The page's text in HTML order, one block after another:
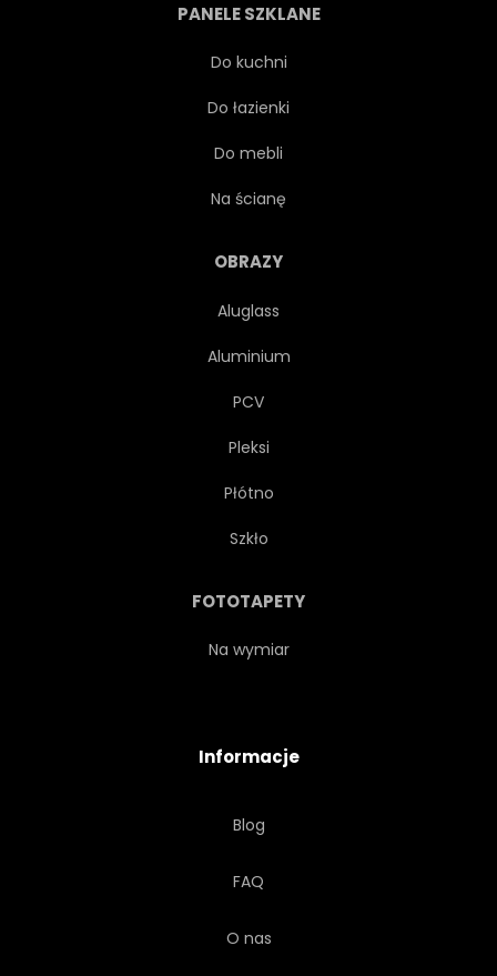
PANELE SZKLANE
Do kuchni
Do łazienki
Do mebli
Na ścianę
OBRAZY
Aluglass
Aluminium
PCV
Pleksi
Płótno
Szkło
FOTOTAPETY
Na wymiar
Informacje
Blog
FAQ
O nas